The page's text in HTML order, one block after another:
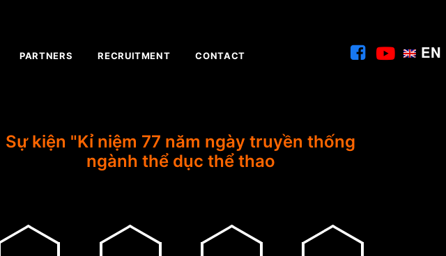
PARTNERS RECRUITMENT CONTACT EN
Sự kiện "Kỉ niệm 77 năm ngày truyền thống
ngành thể dục thể thao